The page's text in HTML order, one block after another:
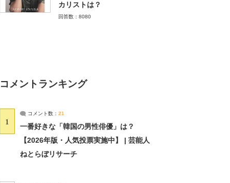
カリストは？
回答数：8080
コメントランキング
1
コメント数： 21
一番好きな「韓国の男性俳優」は？
【2026年版・人気投票実施中】 | 芸能人
ねとらぼリサーチ